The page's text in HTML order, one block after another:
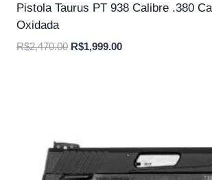
Pistola Taurus PT 938 Calibre .380
Oxidada
R$2,470.00 O
R$1,999.00O